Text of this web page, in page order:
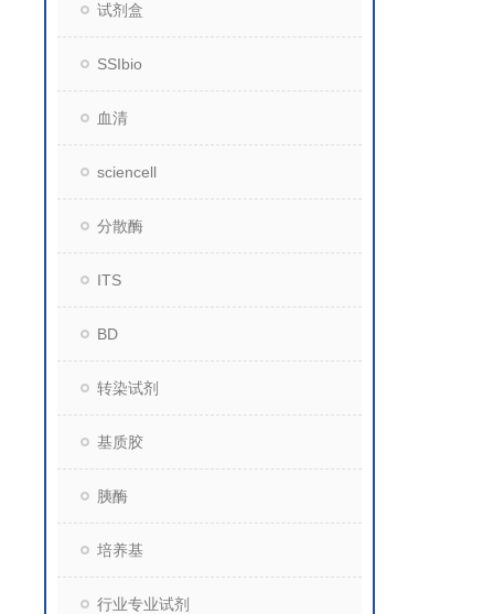
试剂盒
SSIbio
血清
sciencell
分散酶
ITS
BD
转染试剂
基质胶
胰酶
培养基
行业专业试剂